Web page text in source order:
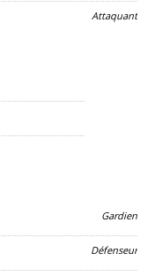
Attaquant
Gardien
Défenseur